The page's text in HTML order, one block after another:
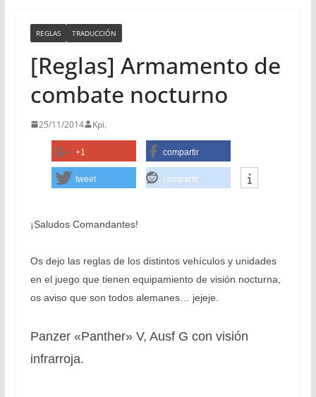
REGLAS TRADUCCIÓN
[Reglas] Armamento de
combate nocturno
25/11/2014 Kpi.
+1 compartir
tweet compartir
¡Saludos Comandantes!
Os dejo las reglas de los distintos vehículos y unidades
en el juego que tienen equipamiento de visión nocturna,
os aviso que son todos alemanes… jejeje.
Panzer «Panther» V, Ausf G con visión
infrarroja.